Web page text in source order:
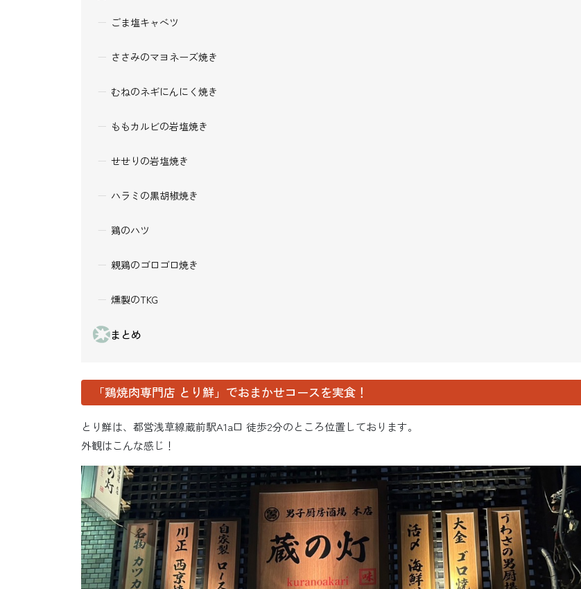
ごま塩キャベツ
ささみのマヨネーズ焼き
むねのネギにんにく焼き
ももカルビの岩塩焼き
せせりの岩塩焼き
ハラミの黒胡椒焼き
鶏のハツ
親鶏のゴロゴロ焼き
燻製のTKG
まとめ
「鶏焼肉専門店 とり鮮」でおまかせコースを実食！
とり鮮は、都営浅草線蔵前駅A1a口 徒歩2分のところ位置しております。
外観はこんな感じ！